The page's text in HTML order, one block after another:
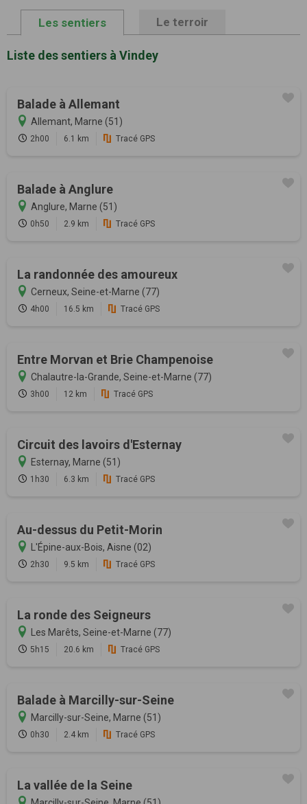
Les sentiers Le terroir
Liste des sentiers à Vindey
Balade à Allemant
Allemant, Marne (51)
2h00 6.1 km Tracé GPS
Balade à Anglure
Anglure, Marne (51)
0h50 2.9 km Tracé GPS
La randonnée des amoureux
Cerneux, Seine-et-Marne (77)
4h00 16.5 km Tracé GPS
Entre Morvan et Brie Champenoise
Chalautre-la-Grande, Seine-et-Marne (77)
3h00 12 km Tracé GPS
Circuit des lavoirs d'Esternay
Esternay, Marne (51)
1h30 6.3 km Tracé GPS
Au-dessus du Petit-Morin
L'Épine-aux-Bois, Aisne (02)
2h30 9.5 km Tracé GPS
La ronde des Seigneurs
Les Marêts, Seine-et-Marne (77)
5h15 20.6 km Tracé GPS
Balade à Marcilly-sur-Seine
Marcilly-sur-Seine, Marne (51)
0h30 2.4 km Tracé GPS
La vallée de la Seine